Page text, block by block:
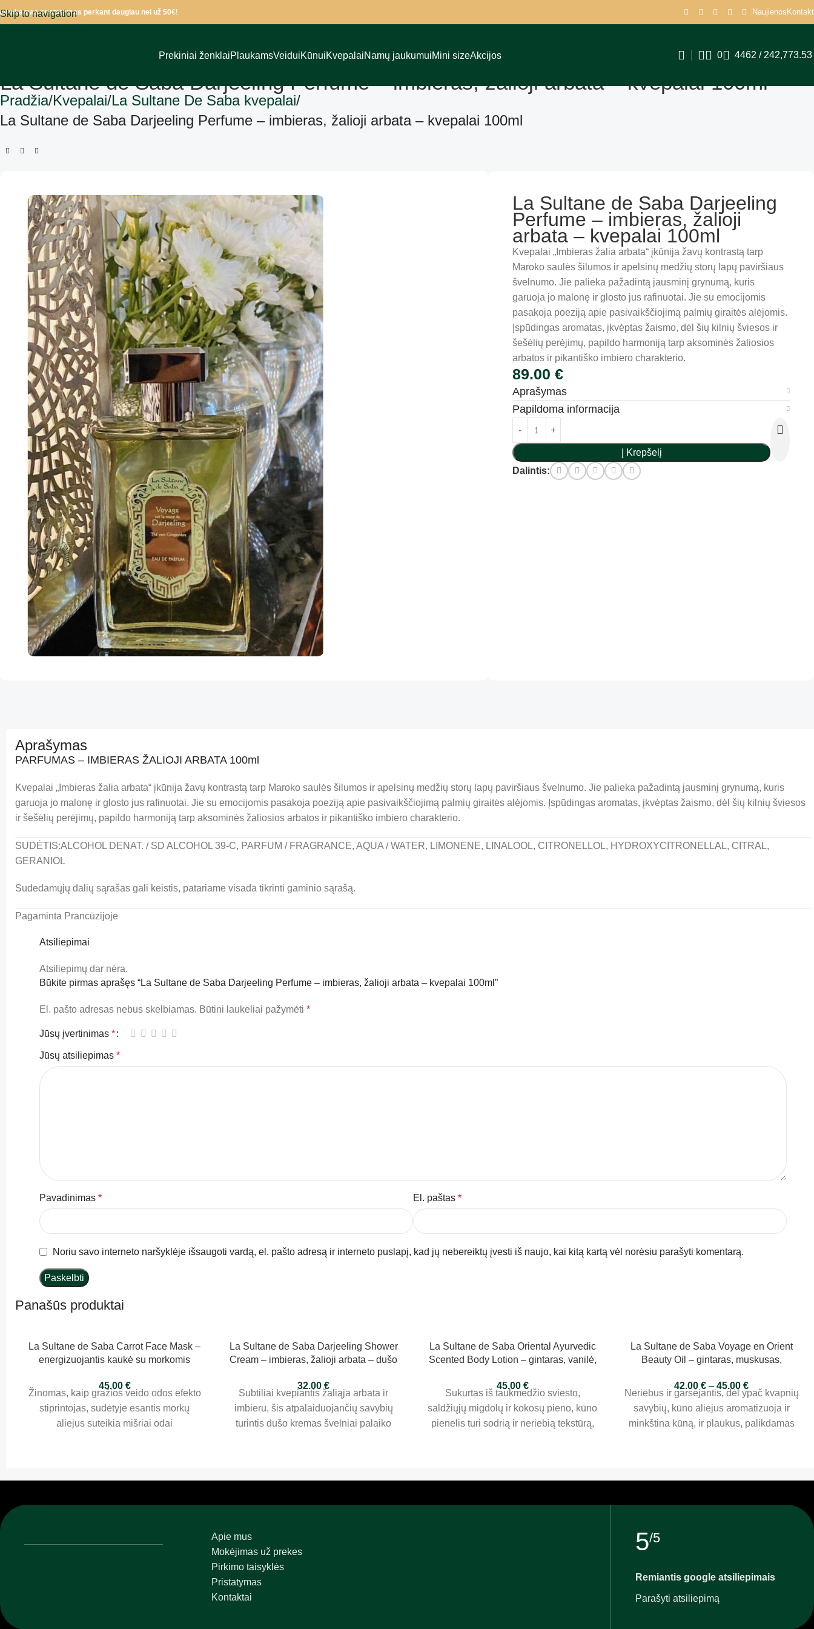
Skip to navigationpristatymas perkant daugiau nei už 50€! Naujienos
Prekiniai ženklaiPlaukamsVeiduiKūnuiKvepalaiNamų jaukumuiMini sizeAkcijos 0 4462 / 242,773.53
La Sultane de Saba Darjeeling Perfume – imbieras, žalioji arbata – kvepalai 100ml
Pradžia Kvepalai La Sultane De Saba kvepalai
La Sultane de Saba Darjeeling Perfume – imbieras, žalioji arbata – kvepalai 100ml
La Sultane de Saba Darjeeling
Perfume – imbieras, žalioji
arbata – kvepalai 100ml
Kvepalai „Imbieras žalia arbata“ įkūnija žavų kontrastą tarp
Maroko saulės šilumos ir apelsinų medžių storų lapų paviršiaus
švelnumo. Jie palieka pažadintą jausminį grynumą, kuris
garuoja jo malonę ir glosto jus rafinuotai. Jie su emocijomis
pasakoja poeziją apie pasivaikščiojimą palmių giraitės alėjomis.
Įspūdingas aromatas, įkvėptas žaismo, dėl šių kilnių šviesos ir
šešėlių perėjimų, papildo harmoniją tarp aksominės žaliosios
arbatos ir pikantiško imbiero charakterio.
89.00€
Aprašymas
Papildoma informacija
Į Krepšelį
Dalintis:
Aprašymas
PARFUMAS – IMBIERAS ŽALIOJI ARBATA 100ml
Kvepalai „Imbieras žalia arbata“ įkūnija žavų kontrastą tarp Maroko saulės šilumos ir apelsinų medžių storų lapų paviršiaus švelnumo. Jie palieka pažadintą jausminį grynumą, kuris
garuoja jo malonę ir glosto jus rafinuotai. Jie su emocijomis pasakoja poeziją apie pasivaikščiojimą palmių giraitės alėjomis. Įspūdingas aromatas, įkvėptas žaismo, dėl šių kilnių šviesos
ir šešėlių perėjimų, papildo harmoniją tarp aksominės žaliosios arbatos ir pikantiško imbiero charakterio.
SUDĖTIS:ALCOHOL DENAT. / SD ALCOHOL 39-C, PARFUM / FRAGRANCE, AQUA / WATER, LIMONENE, LINALOOL, CITRONELLOL, HYDROXYCITRONELLAL, CITRAL,
GERANIOL
Sudedamųjų dalių sąrašas gali keistis, patariame visada tikrinti gaminio sąrašą.
Pagaminta Prancūzijoje
Atsiliepimai
Atsiliepimų dar nėra.
Būkite pirmas aprašęs “La Sultane de Saba Darjeeling Perfume – imbieras, žalioji arbata – kvepalai 100ml”
El. pašto adresas nebus skelbiamas. Būtini laukeliai pažymėti *
Jūsų įvertinimas *
Jūsų atsiliepimas *
Pavadinimas * El. paštas *
Noriu savo interneto naršyklėje išsaugoti vardą, el. pašto adresą ir interneto puslapį, kad jų nebereiktų įvesti iš naujo, kai kitą kartą vėl norėsiu parašyti komentarą.
Panašūs produktai
La Sultane de Saba Carrot Face Mask –
energizuojantis kaukė su morkomis
45.00 €
Žinomas, kaip gražios veido odos efekto
stiprintojas, sudėtyje esantis morkų
aliejus suteikia mišriai odai
kaukė priduoda odai žvalumo. Dėl
apsaugo nuo odos stangrumo praradimo
La Sultane de Saba Darjeeling Shower
Cream – imbieras, žalioji arbata – dušo
32.00€
Subtiliai kvepiantis žaliąja arbata ir
imbieru, šis atpalaiduojančių savybių
turintis dušo kremas švelniai palaiko
La Sultane de Saba Oriental Ayurvedic
Scented Body Lotion – gintaras, vanilė,
45.00 €
Sukurtas iš taukmedžio sviesto,
saldžiųjų migdolų ir kokosų pieno, kūno
pienelis turi sodrią ir neriebią tekstūrą,
krūtinės. Taip pat naudojamas, kaip
La Sultane de Saba Voyage en Orient
Beauty Oil – gintaras, muskusas,
42.00€ – 45.00€
Neriebus ir garsėjantis, dėl ypač kvapnių
savybių, kūno aliejus aromatizuoja ir
minkština kūną, ir plaukus, palikdamas
žiemą derina savo maitinimo efektyvumą
Apie mus
Mokėjimas už prekes
Pirkimo taisyklės
Pristatymas
Kontaktai
5/5
Remiantis google atsiliepimais
Parašyti atsiliepimą